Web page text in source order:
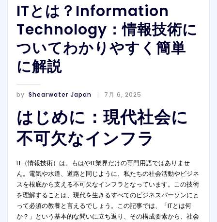
ITとは？Information
Technology：情報技術に
ついてわかりやすく簡単
に解説
by Shearwater Japan 7月 6, 2025
はじめに：現代社会に
不可欠なインフラ
IT（情報技術）は、もはやIT業界だけの専門用語ではありませ
ん。電気や水道、道路と同じように、私たちの社会活動やビジネ
スを根底から支える不可欠なインフラとなっています。この技術
を理解することは、現代を生きるすべてのビジネスパーソンにと
って必須の教養と言えるでしょう。この記事では、「ITとは何
か？」という基本的な問いに立ち返り、その構成要素から、社会